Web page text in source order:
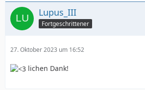
Lupus_III
Fortgeschrittener
27. Oktober 2023 um 16:52
lichen Dank!